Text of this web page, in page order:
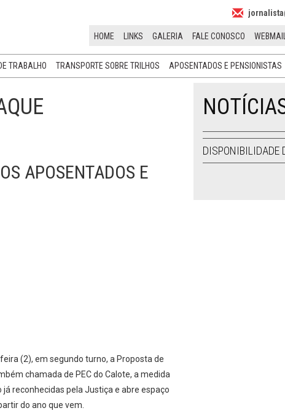
HOME LINKS GALERIA FALE CONOSCO WEBMAIL
TRABALHO TRANSPORTE SOBRE TRILHOS APOSENTADOS E PENSIONISTAS
APOSENTADOS E
(2), em segundo turno, a Proposta de
chamada de PEC do Calote, a medida
reconhecidas pela Justiça e abre espaço
do ano que vem.
DISPONIBILIDADE